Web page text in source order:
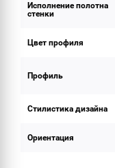
Исполнение полотна
стенки
Цвет профиля
Профиль
Стилистика дизайна
Ориентация